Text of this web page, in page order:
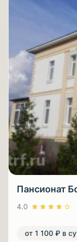
Пансионат
4.0
от 1 100 ₽ в